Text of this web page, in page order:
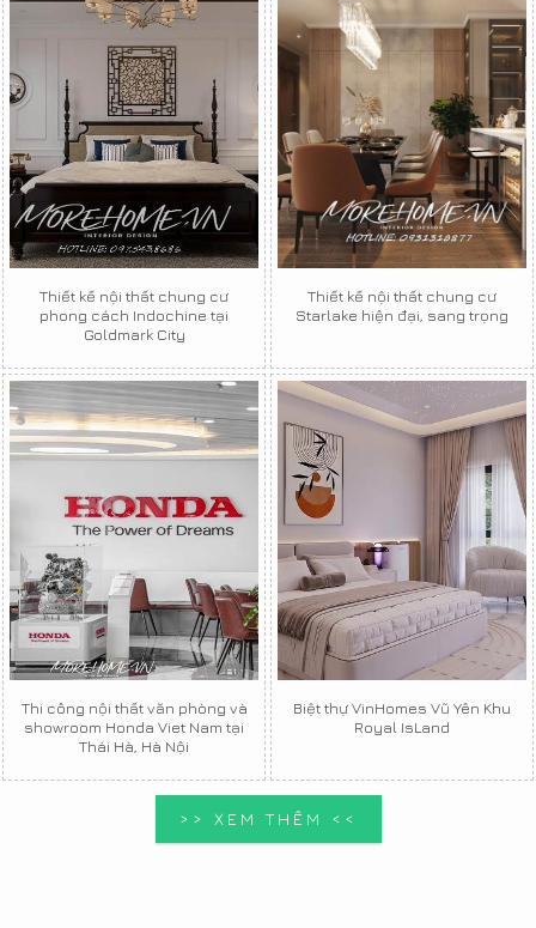
Thiết kế nội thất chung cư
phong cách Indochine tại
Goldmark City
Thiết kế nội thất chung cư
Starlake hiện đại, sang trọng
Thi công nội thất văn phòng và
showroom Honda Viet Nam tại
Thái Hà, Hà Nội
Biệt thự VinHomes Vũ Yên Khu
Royal IsLand
>> XEM THÊM <<